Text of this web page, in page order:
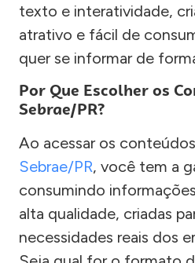
texto e interatividade,
atrativo e fácil de
quer se informar de
Por Que Escolher os
Sebrae/PR?
Ao acessar os
Sebrae/PR, você tem a
consumindo
alta qualidade, criadas
necessidades reais dos